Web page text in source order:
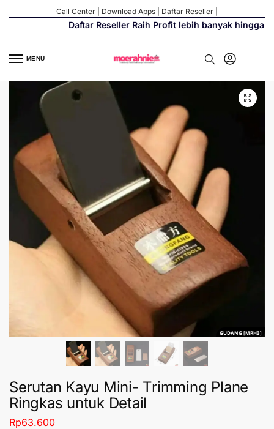
Call Center Download Apps Daftar Reseller
Daftar Reseller Raih Profit lebih banyak hingga
MENU
GUDANG [MRH3]
Serutan Kayu Mini- Trimming Plane
Ringkas untuk Detail
Rp63.600